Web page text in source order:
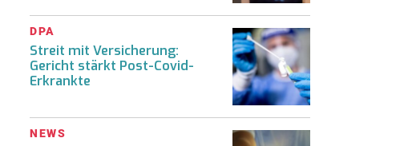
DPA
Streit mit Versicherung:
Gericht stärkt Post-Covid-
Erkrankte
NEWS